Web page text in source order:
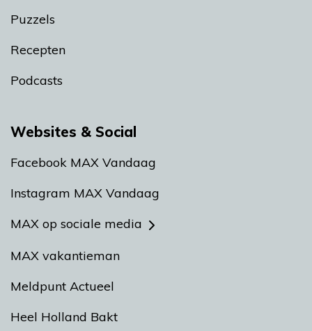
Puzzels
Recepten
Podcasts
Websites & Social
Facebook MAX Vandaag
Instagram MAX Vandaag
MAX op sociale media
MAX vakantieman
Meldpunt Actueel
Heel Holland Bakt